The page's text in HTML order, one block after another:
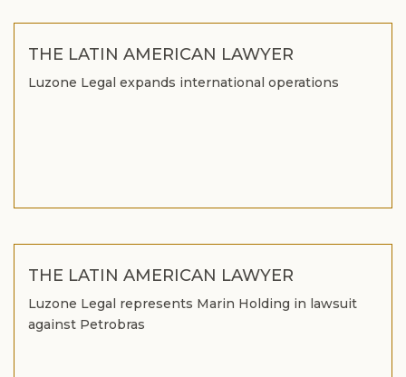
THE LATIN AMERICAN LAWYER
Luzone Legal expands international operations
THE LATIN AMERICAN LAWYER
Luzone Legal represents Marin Holding in lawsuit
against Petrobras